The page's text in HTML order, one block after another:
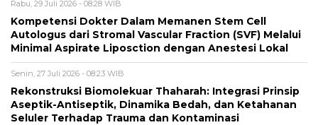
Rabu, 29 Juli 2026 - 08:28 WIB
Kompetensi Dokter Dalam Memanen Stem Cell
Autologus dari Stromal Vascular Fraction (SVF) Melalui
Minimal Aspirate Liposction dengan Anestesi Lokal
Senin, 27 Juli 2026 - 08:23 WIB
Rekonstruksi Biomolekuar Thaharah: Integrasi Prinsip
Aseptik-Antiseptik, Dinamika Bedah, dan Ketahanan
Seluler Terhadap Trauma dan Kontaminasi